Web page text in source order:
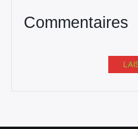
Commentaires